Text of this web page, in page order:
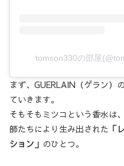
tomson330の部屋
まず、GUERLAIN（ゲラン）
ていきます。
そもそもミツコという香水は
師たちにより生み出された 「
ション」 のひとつ。